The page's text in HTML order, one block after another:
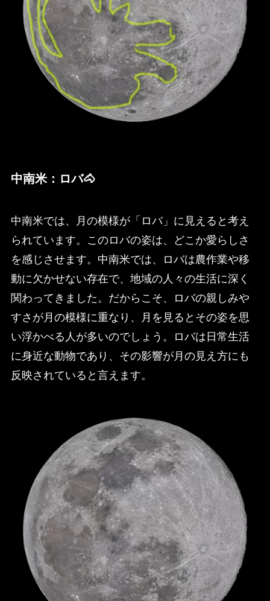
中南米：ロバ🐴
中南米では、月の模様が「ロバ」に見えると考え
られています。このロバの姿は、どこか愛らしさ
を感じさせます。中南米では、ロバは農作業や移
動に欠かせない存在で、地域の人々の生活に深く
関わってきました。だからこそ、ロバの親しみや
すさが月の模様に重なり、月を見るとその姿を思
い浮かべる人が多いのでしょう。ロバは日常生活
に身近な動物であり、その影響が月の見え方にも
反映されていると言えます。